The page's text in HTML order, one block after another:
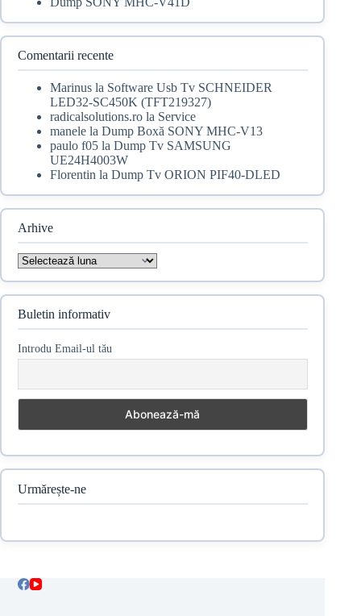
Comentarii recente
Marinusla Software Usb Tv SCHNEIDER
LED32-SC450K (TFT219327)
radicalsolutions.rola Service
manelela Dump Boxă SONY MHC-V13
paulo f05la Dump Tv SAMSUNG
UE24H4003W
Florentin la Dump Tv ORION PIF40-DLED
Arhive
Arhive
Buletin informativ
Introdu Email-ul tău
Urmărește-ne